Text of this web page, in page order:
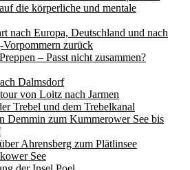
die körperliche und mentale
nach Europa, Deutschland und nach
zurück
– Passt nicht zusammen?
Dalmsdorf
von Loitz nach Jarmen
Trebel und dem Trebelkanal
Demmin zum Kummerower See bis
Ahrensberg zum Plätlinsee
See